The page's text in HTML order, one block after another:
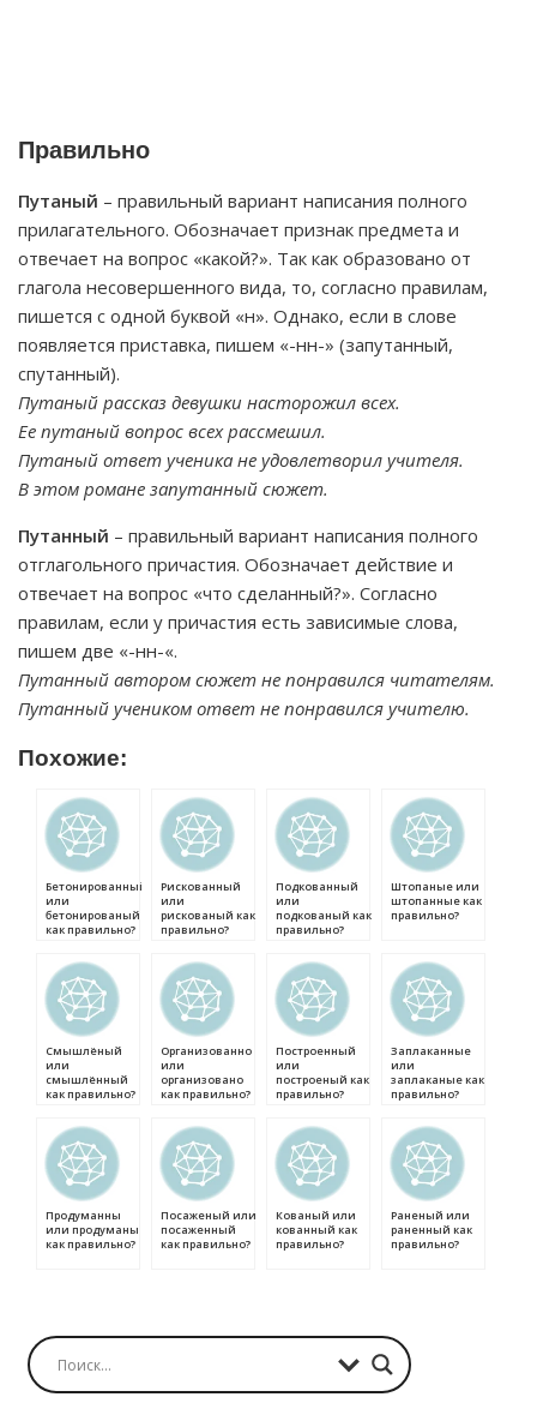
Правильно
Путаный – правильный вариант написания полного
прилагательного. Обозначает признак предмета и
отвечает на вопрос «какой?». Так как образовано от
глагола несовершенного вида, то, согласно правилам,
пишется с одной буквой «н». Однако, если в слове
появляется приставка, пишем «-нн-» (запутанный,
спутанный).
Путаный рассказ девушки насторожил всех.
Ее путаный вопрос всех рассмешил.
Путаный ответ ученика не удовлетворил учителя.
В этом романе запутанный сюжет.
Путанный – правильный вариант написания полного
отглагольного причастия. Обозначает действие и
отвечает на вопрос «что сделанный?». Согласно
правилам, если у причастия есть зависимые слова,
пишем две «-нн-«.
Путанный автором сюжет не понравился читателям.
Путанный учеником ответ не понравился учителю.
Похожие:
Бетонированный
или
бетонированый
как правильно?
Рискованный
или
рискованый как
правильно?
Подкованный
или
подкованый как
правильно?
Штопаные или
штопанные как
правильно?
Смышлёный
или
смышлённый
как правильно?
Организованно
или
организовано
как правильно?
Построенный
или
построеный как
правильно?
Заплаканные
или
заплаканые как
правильно?
Продуманны
или продуманы
как правильно?
Посаженый или
посаженный
как правильно?
Кованый или
кованный как
правильно?
Раненый или
раненный как
правильно?